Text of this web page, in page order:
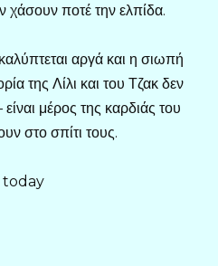
χάσουν ποτέ την ελπίδα.
αργά και η σιωπή
της Λίλι και του Τζακ δεν
μέρος της καρδιάς του
στο σπίτι τους.
today